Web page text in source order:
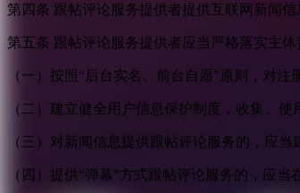
第四条 跟帖评论服务提供者提供互联网新闻
第五条 跟帖评论服务提供者应当严格落实主体
（一）按照“后台实名、前台自愿”原则，对
（二）建立健全用户信息保护制度，收集、
（三）对新闻信息提供跟帖评论服务的，应当
（四）提供“弹幕”方式跟帖评论服务的，应